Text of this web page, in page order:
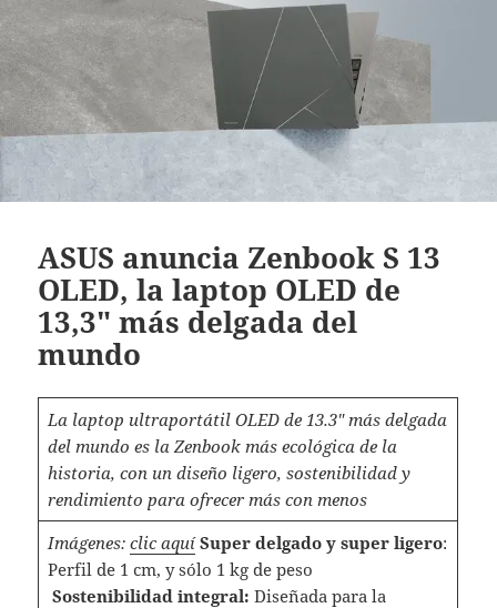
ASUS anuncia Zenbook S 13
OLED, la laptop OLED de
13,3″ más delgada del
mundo
La laptop ultraportátil OLED de 13.3″ más delgada
del mundo es la Zenbook más ecológica de la
historia, con un diseño ligero, sostenibilidad y
rendimiento para ofrecer más con menos
Imágenes: clic aquí Super delgado y super ligero:
Perfil de 1 cm, y sólo 1 kg de peso
Sostenibilidad integral: Diseñada para la